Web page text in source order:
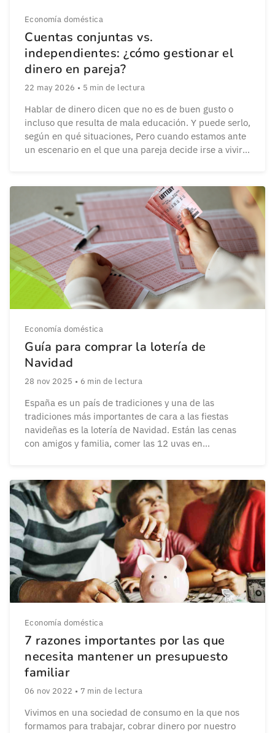
Economía doméstica
Cuentas conjuntas vs.
independientes: ¿cómo gestionar el
dinero en pareja?
22 may 2026 • 5 min de lectura
Hablar de dinero dicen que no es de buen gusto o
incluso que resulta de mala educación. Y puede serlo,
según en qué situaciones, Pero cuando estamos ante
un escenario en el que una pareja decide irse a vivir
Economía doméstica
Guía para comprar la lotería de
Navidad
28 nov 2025 • 6 min de lectura
España es un país de tradiciones y una de las
tradiciones más importantes de cara a las fiestas
navideñas es la lotería de Navidad. Están las cenas
con amigos y familia, comer las 12 uvas en
realmente marca […]
Economía doméstica
7 razones importantes por las que
necesita mantener un presupuesto
familiar
06 nov 2022 • 7 min de lectura
Vivimos en una sociedad de consumo en la que nos
formamos para trabajar, cobrar dinero por nuestro